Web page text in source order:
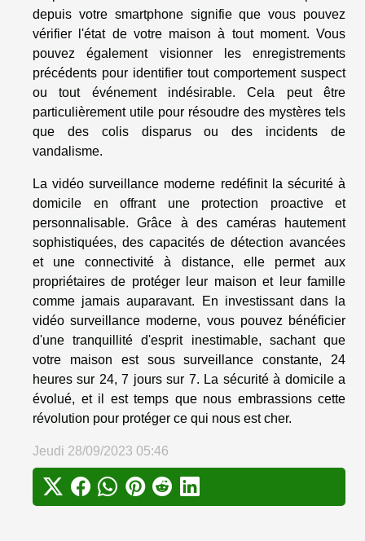
depuis votre smartphone signifie que vous pouvez
vérifier l'état de votre maison à tout moment. Vous
pouvez également visionner les enregistrements
précédents pour identifier tout comportement suspect
ou tout événement indésirable. Cela peut être
particulièrement utile pour résoudre des mystères tels
que des colis disparus ou des incidents de
vandalisme.
La vidéo surveillance moderne redéfinit la sécurité à
domicile en offrant une protection proactive et
personnalisable. Grâce à des caméras hautement
sophistiquées, des capacités de détection avancées
et une connectivité à distance, elle permet aux
propriétaires de protéger leur maison et leur famille
comme jamais auparavant. En investissant dans la
vidéo surveillance moderne, vous pouvez bénéficier
d'une tranquillité d'esprit inestimable, sachant que
votre maison est sous surveillance constante, 24
heures sur 24, 7 jours sur 7. La sécurité à domicile a
évolué, et il est temps que nous embrassions cette
révolution pour protéger ce qui nous est cher.
Jeudi 28/09/2023 05:46